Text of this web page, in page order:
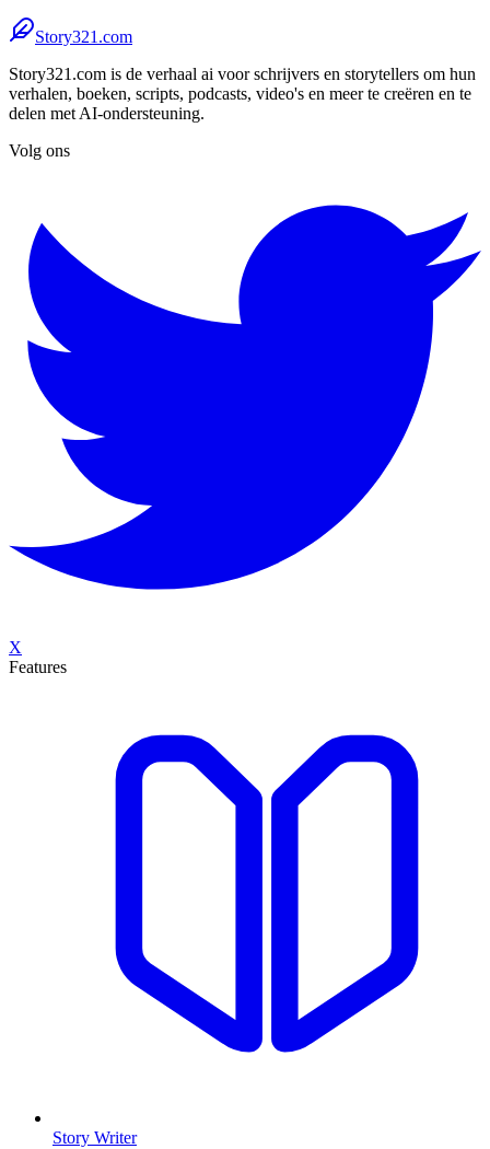
Story321.com
Story321.com is de verhaal ai voor schrijvers en storytellers om hun
verhalen, boeken, scripts, podcasts, video's en meer te creëren en te
delen met AI-ondersteuning.
Volg ons
X
Features
Story Writer